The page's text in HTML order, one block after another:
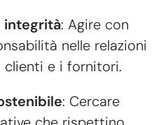
integrità: Agire con
nelle relazioni
clienti e i fornitori.
: Cercare